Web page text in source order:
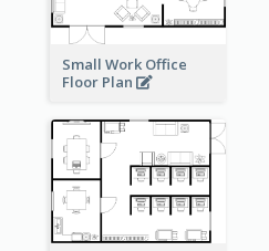
Small Work Office
Floor Plan